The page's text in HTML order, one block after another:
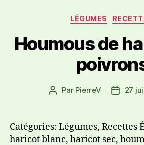
LÉGUMES
Houmous de
Par PierreV 27
Catégories: Légumes, Recettes
haricot blanc, haricot sec,